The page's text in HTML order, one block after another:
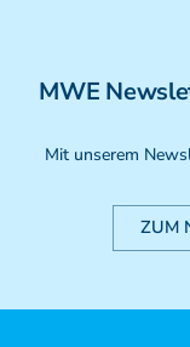
Fortbildung &
Kinesio-
PNE - Pain
MWE
Mit unserem
ZUM